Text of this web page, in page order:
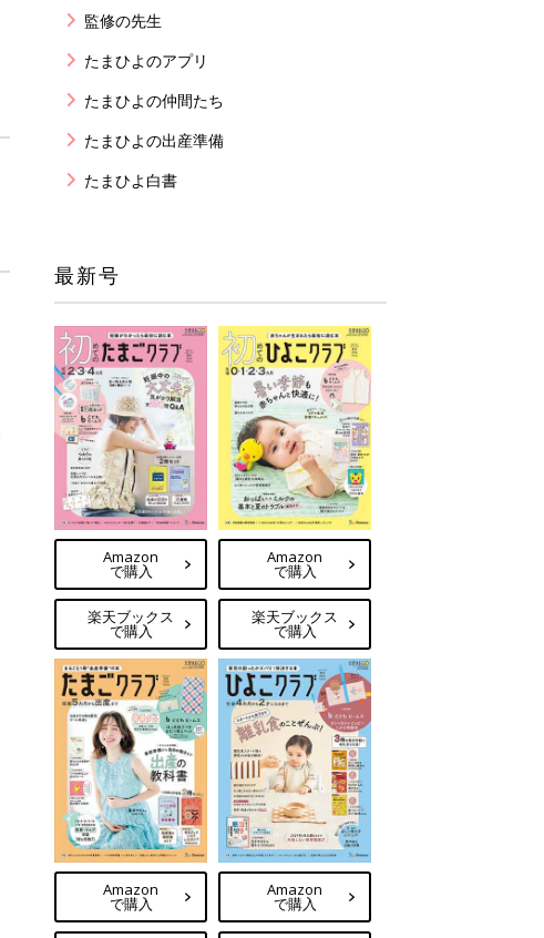
監修の先生
たまひよのアプリ
たまひよの仲間たち
たまひよの出産準備
たまひよ白書
最新号
Amazon
で購入
楽天ブックス
で購入
Amazon
で購入
楽天ブックス
で購入
Amazon
で購入
Amazon
で購入